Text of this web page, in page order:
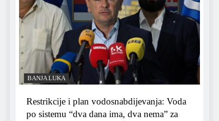
BANJA LUKA
Restrikcije i plan vodosnabdijevanja: Voda
po sistemu “dva dana ima, dva nema” za